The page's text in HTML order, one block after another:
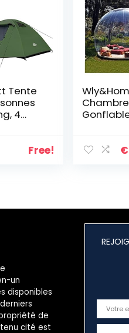
Tente
4
TenteFree!
Chambre
avec Le
Kit De
€
un
disponibles
de
cité est